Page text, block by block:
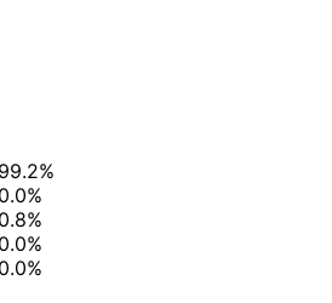
できる
99.2%
0.0%
0.8%
0.0%
0.0%